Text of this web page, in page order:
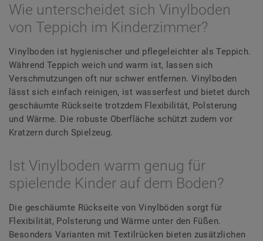
Wie unterscheidet sich Vinylboden
von Teppich im Kinderzimmer?
Vinylboden ist hygienischer und pflegeleichter als Teppich.
Während Teppich weich und warm ist, lassen sich
Verschmutzungen oft nur schwer entfernen. Vinylboden
lässt sich einfach reinigen, ist wasserfest und bietet durch
geschäumte Rückseite trotzdem Flexibilität, Polsterung
und Wärme. Die robuste Oberfläche schützt zudem vor
Kratzern durch Spielzeug.
Ist Vinylboden warm genug für
spielende Kinder auf dem Boden?
Die geschäumte Rückseite von Vinylböden sorgt für
Flexibilität, Polsterung und Wärme unter den Füßen.
Besonders Varianten mit Textilrücken bieten zusätzlichen